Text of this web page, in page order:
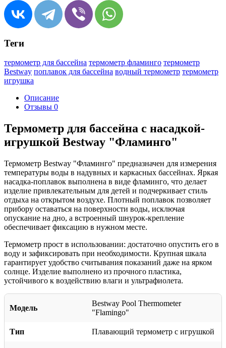
Теги
термометр для бассейна термометр фламинго термометр
Bestway поплавок для бассейна водный термометр термометр
игрушка
Описание
Отзывы 0
Термометр для бассейна с насадкой-
игрушкой Bestway "Фламинго"
Термометр Bestway "Фламинго" предназначен для измерения
температуры воды в надувных и каркасных бассейнах. Яркая
насадка-поплавок выполнена в виде фламинго, что делает
изделие привлекательным для детей и подчеркивает стиль
отдыха на открытом воздухе. Плотный поплавок позволяет
прибору оставаться на поверхности воды, исключая
опускание на дно, а встроенный шнурок-крепление
обеспечивает фиксацию в нужном месте.
Термометр прост в использовании: достаточно опустить его в
воду и зафиксировать при необходимости. Крупная шкала
гарантирует удобство считывания показаний даже на ярком
солнце. Изделие выполнено из прочного пластика,
устойчивого к воздействию влаги и ультрафиолета.
Модель
Bestway Pool Thermometer
"Flamingo"
Тип Плавающий термометр с игрушкой